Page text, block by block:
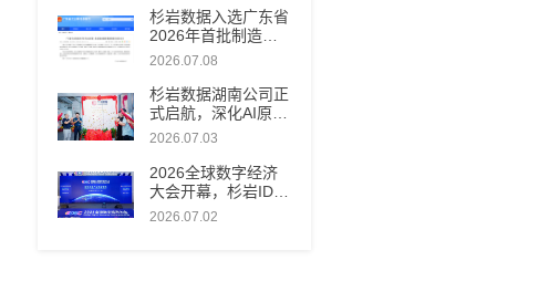
杉岩数据入选广东省
2026年首批制造业
赋能资源名单，以新
数智化升级
2026.07.08
杉岩数据湖南公司正
式启航，深化AI原生
数据基础设施全国布
2026.07.03
2026全球数字经济
大会开幕，杉岩IDM
V5新品首发！
2026.07.02